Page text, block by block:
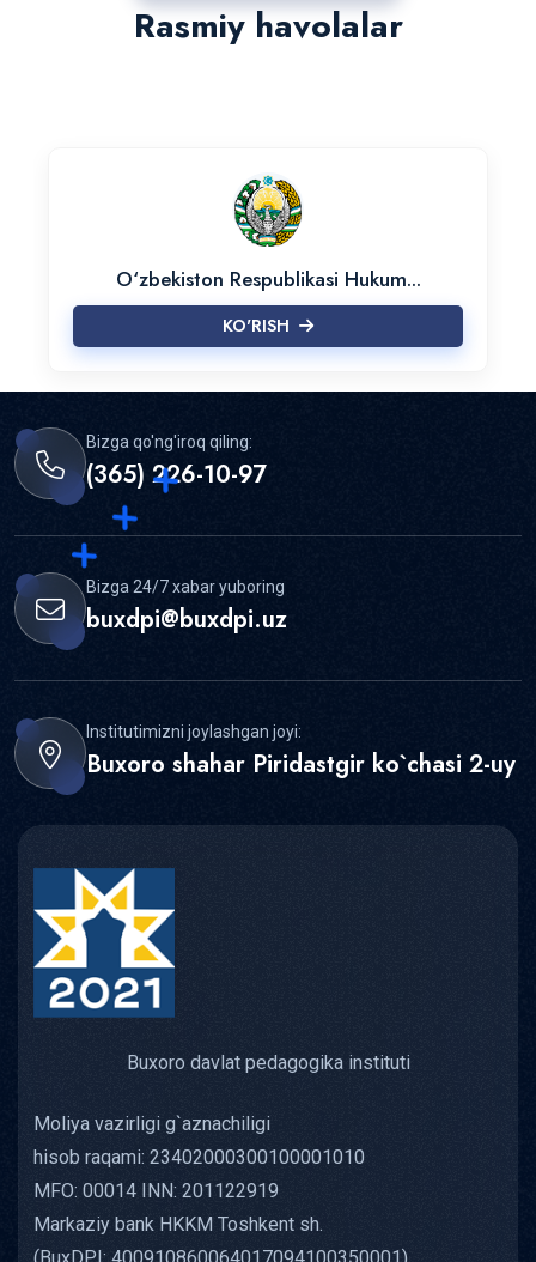
Rasmiy havolalar
O‘zbekiston Respublikasi Hukum...
KO'RISH
Bizga qo'ng'iroq qiling:
(365) 226-10-97
Bizga 24/7 xabar yuboring
buxdpi@buxdpi.uz
Institutimizni joylashgan joyi:
Buxoro shahar Piridastgir ko`chasi 2-uy
Buxoro davlat pedagogika instituti
Moliya vazirligi g`aznachiligi
hisob raqami: 23402000300100001010
MFO: 00014 INN: 201122919
Markaziy bank HKKM Toshkent sh.